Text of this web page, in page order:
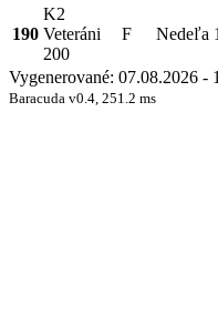
190
K2
Veteráni
200
F Nedeľa
Vygenerované: 07.08.2026 -
Baracuda v0.4, 251.2 ms